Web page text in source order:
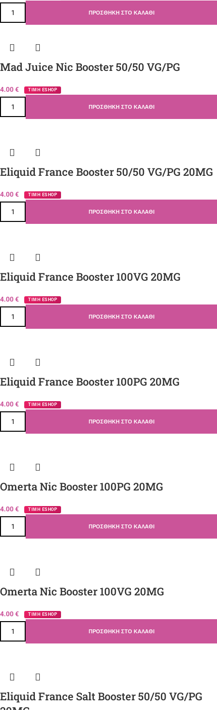
ΠΡΟΣΘΉΚΗ ΣΤΟ ΚΑΛΆΘΙ
Mad Juice Nic Booster 50/50 VG/PG
4.00€ ΤΙΜΗ ESHOP
ΠΡΟΣΘΉΚΗ ΣΤΟ ΚΑΛΆΘΙ
Eliquid France Booster 50/50 VG/PG 20MG
4.00€ ΤΙΜΗ ESHOP
ΠΡΟΣΘΉΚΗ ΣΤΟ ΚΑΛΆΘΙ
Eliquid France Booster 100VG 20MG
4.00€ ΤΙΜΗ ESHOP
ΠΡΟΣΘΉΚΗ ΣΤΟ ΚΑΛΆΘΙ
Eliquid France Booster 100PG 20MG
4.00€ ΤΙΜΗ ESHOP
ΠΡΟΣΘΉΚΗ ΣΤΟ ΚΑΛΆΘΙ
Omerta Nic Booster 100PG 20MG
4.00€ ΤΙΜΗ ESHOP
ΠΡΟΣΘΉΚΗ ΣΤΟ ΚΑΛΆΘΙ
Omerta Nic Booster 100VG 20MG
4.00€ ΤΙΜΗ ESHOP
ΠΡΟΣΘΉΚΗ ΣΤΟ ΚΑΛΆΘΙ
Eliquid France Salt Booster 50/50 VG/PG